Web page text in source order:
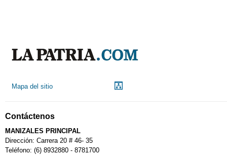
Calendario Tributario
Mapa del sitio
Contáctenos
MANIZALES PRINCIPAL
Dirección: Carrera 20 # 46- 35
Teléfono: (6) 8932880 - 8781700